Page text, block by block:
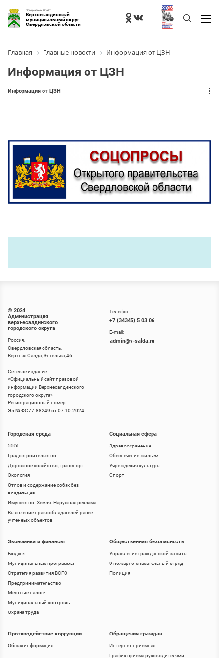
Официальный Сайт
Верхнесалдинский
муниципальный округ
Свердловской области
Главная Главные новости Информация от ЦЗН
Информация от ЦЗН
Информация от ЦЗН
© 2024
Администрация
верхнесалдинского
городского округа
Россия,
Свердловская область,
Верхняя Салда, Энгельса, 46
Сетевое издание
«Официальный сайт правовой
информации Верхнесалдинского
городского округа»
Регистрационный номер
Эл № ФС77-88249 от 07.10.2024
Городская среда
ЖКХ
Градостроительство
Дорожное хозяйство, транспорт
Экология
Отлов и содержание собак без
владельцев
Имущество. Земля. Наружная реклама
Выявление правообладателей ранее
учтенных объектов
Социальная сфера
Здравоохранение
Обеспечение жильем
Учреждения культуры
Спорт
Телефон:
+7 (34345) 5 03 06
E-mail:
admin@v-salda.ru
Экономика и финансы
Бюджет
Муниципальные программы
Стратегия развития ВСГО
Предпринимательство
Местные налоги
Муниципальный контроль
Охрана труда
Общественная безопасность
Управление гражданской защиты
9 пожарно-спасательный отряд
Полиция
Противодействие коррупции
Общая информация
Обращения граждан
Интернет-приемная
График приема руководителями